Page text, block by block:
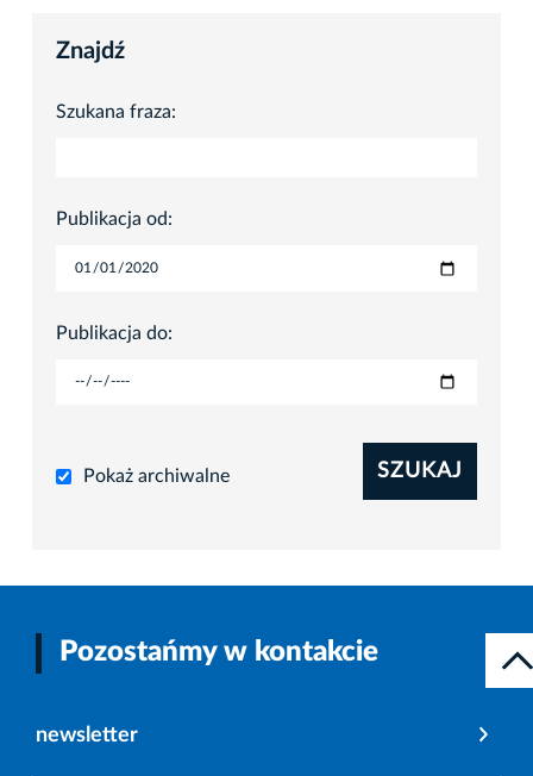
Znajdź
Szukana fraza:
Publikacja od:
Publikacja do:
Pokaż archiwalne SZUKAJ
Pozostańmy w kontakcie
newsletter